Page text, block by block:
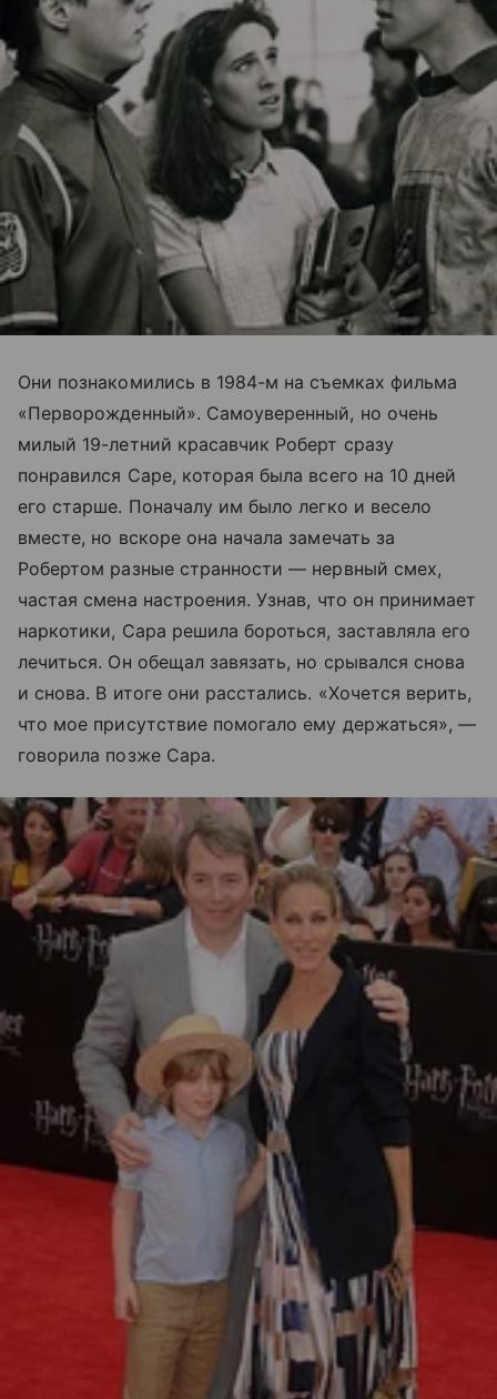
Они познакомились в 1984-м на съемках фильма
«Перворожденный». Самоуверенный, но очень
милый 19-летний красавчик Роберт сразу
понравился Саре, которая была всего на 10 дней
его старше. Поначалу им было легко и весело
вместе, но вскоре она начала замечать за
Робертом разные странности — нервный смех,
частая смена настроения. Узнав, что он принимает
наркотики, Сара решила бороться, заставляла его
лечиться. Он обещал завязать, но срывался снова
и снова. В итоге они расстались. «Хочется верить,
что мое присутствие помогало ему держаться», —
говорила позже Сара.